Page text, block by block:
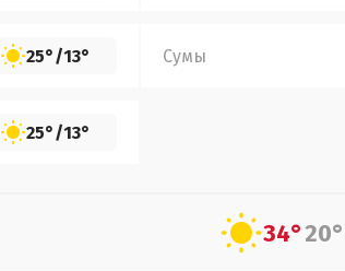
25°/13° Сумы
25°/13°
34°20°